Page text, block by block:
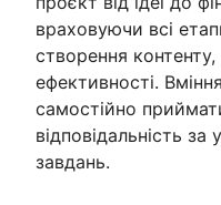
враховуючи всі
створення
ефективності.
самостійно
відповідальність за
завдань.